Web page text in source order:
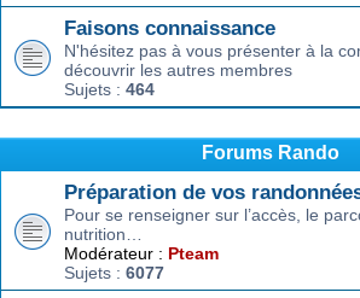
Faisons connaissance
N'hésitez pas à vous présenter à la
découvrir les autres membres
Sujets : 464
Forums Rando
Préparation de vos
Pour se renseigner sur l’accès, le
nutrition…
Modérateur : Pteam
Sujets : 6077